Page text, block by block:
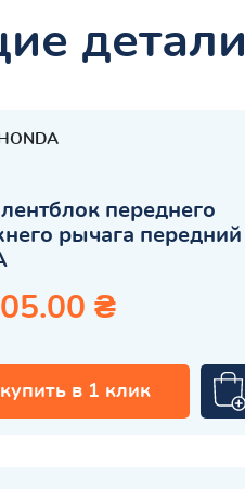
детали
переднего
рычага передний
₴
купить в 1 клик